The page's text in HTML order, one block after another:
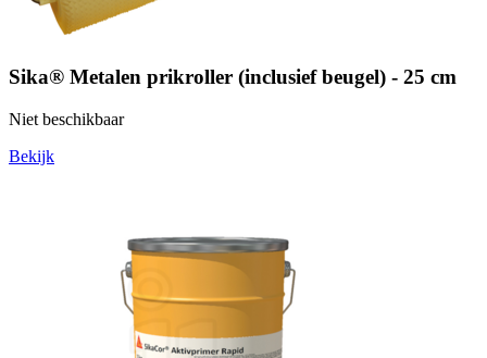
Sika® Metalen prikroller (inclusief beugel) - 25 cm
Niet beschikbaar
Bekijk